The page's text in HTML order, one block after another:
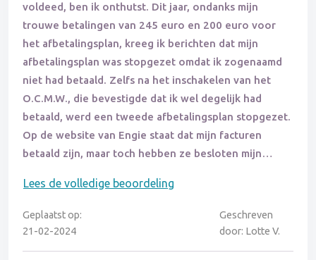
voldeed, ben ik onthutst. Dit jaar, ondanks mijn
trouwe betalingen van 245 euro en 200 euro voor
het afbetalingsplan, kreeg ik berichten dat mijn
afbetalingsplan was stopgezet omdat ik zogenaamd
niet had betaald. Zelfs na het inschakelen van het
O.C.M.W., die bevestigde dat ik wel degelijk had
betaald, werd een tweede afbetalingsplan stopgezet.
Op de website van Engie staat dat mijn facturen
betaald zijn, maar toch hebben ze besloten mijn
onbereikbaar via de op internet vermelde nummers,
waardoor ik uiteindelijk heb opgegeven. Ik vind dit
ronduit gangster praktijken.
Lees de volledige beoordeling
Geplaatst op:
21-02-2024
Geschreven
door: Lotte V.